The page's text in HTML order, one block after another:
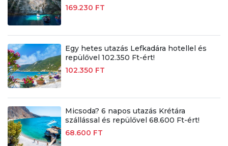
169.230 FT
Egy hetes utazás Lefkadára hotellel és
repülővel 102.350 Ft-ért!
102.350 FT
Micsoda? 6 napos utazás Krétára
szállással és repülővel 68.600 Ft-ért!
68.600 FT